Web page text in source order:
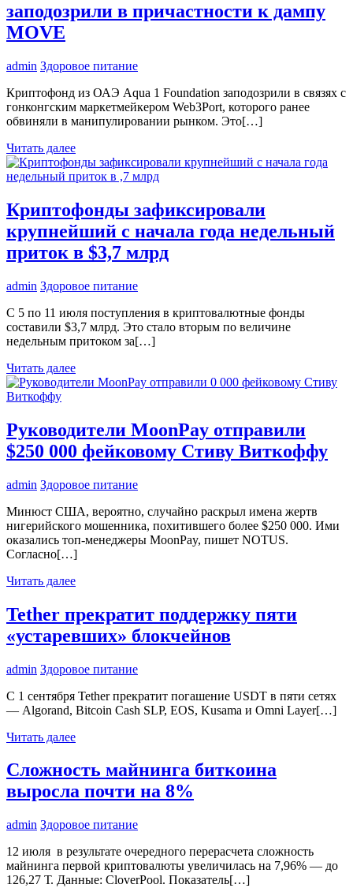
заподозрили в причастности к дампу
MOVE
admin Здоровое питание
Криптофонд из ОАЭ Aqua 1 Foundation заподозрили в связях с
гонконгским маркетмейкером Web3Port, которого ранее
обвиняли в манипулировании рынком. Это[…]
Читать далее
Криптофонды зафиксировали
крупнейший с начала года недельный
приток в $3,7 млрд
admin Здоровое питание
С 5 по 11 июля поступления в криптовалютные фонды
составили $3,7 млрд. Это стало вторым по величине
недельным притоком за[…]
Читать далее
Руководители MoonPay отправили
$250 000 фейковому Стиву Виткоффу
admin Здоровое питание
Минюст США, вероятно, случайно раскрыл имена жертв
нигерийского мошенника, похитившего более $250 000. Ими
оказались топ-менеджеры MoonPay, пишет NOTUS.
Согласно[…]
Читать далее
Tether прекратит поддержку пяти
«устаревших» блокчейнов
admin Здоровое питание
С 1 сентября Tether прекратит погашение USDT в пяти сетях
— Algorand, Bitcoin Cash SLP, EOS, Kusama и Omni Layer[…]
Читать далее
Сложность майнинга биткоина
выросла почти на 8%
admin Здоровое питание
12 июля в результате очередного перерасчета сложность
майнинга первой криптовалюты увеличилась на 7,96% — до
126,27 Т. Данные: CloverPool. Показатель[…]